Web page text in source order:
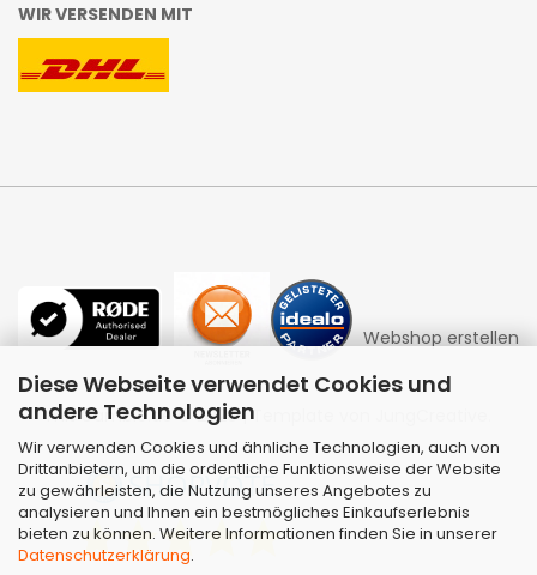
Diese Webseite verwendet Cookies und
andere Technologien
Wir verwenden Cookies und ähnliche Technologien, auch von
Drittanbietern, um die ordentliche Funktionsweise der Website
zu gewährleisten, die Nutzung unseres Angebotes zu
analysieren und Ihnen ein bestmögliches Einkaufserlebnis
bieten zu können. Weitere Informationen finden Sie in unserer
Datenschutzerklärung.
WIR VERSENDEN MIT
Webshop erstellen
mit Gambio.de © 2026 | Template von